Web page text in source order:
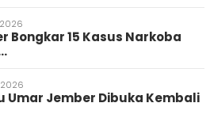
Bongkar 15 Kasus Narkoba
Umar Jember Dibuka Kembali